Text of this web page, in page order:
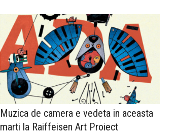
Muzica de camera e vedeta in aceasta
marti la Raiffeisen Art Proiect